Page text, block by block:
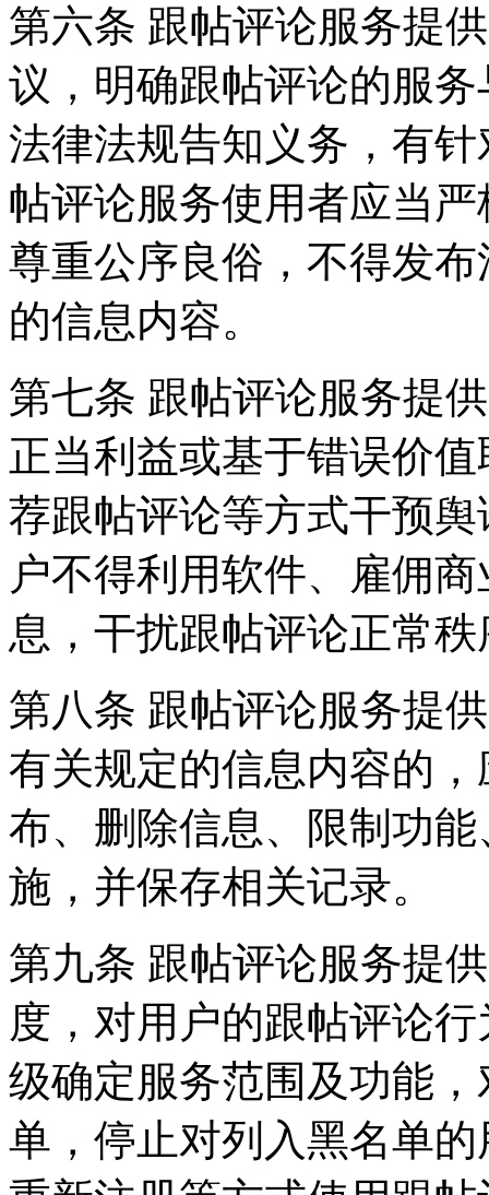
第六条 跟帖评论服务提
议，明确跟帖评论的服
法律法规告知义务，有
帖评论服务使用者应当
尊重公序良俗，不得发
的信息内容。
第七条 跟帖评论服务提
正当利益或基于错误价
荐跟帖评论等方式干预
户不得利用软件、雇佣
息，干扰跟帖评论正常
第八条 跟帖评论服务提
有关规定的信息内容的
布、删除信息、限制功
施，并保存相关记录。
第九条 跟帖评论服务提
度，对用户的跟帖评论
级确定服务范围及功能
单，停止对列入黑名单